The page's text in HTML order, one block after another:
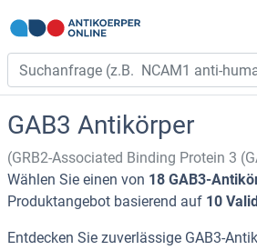
GAB3 Antikörper
(GRB2-Associated Binding Protein 3
Wählen Sie einen von 18 GAB3-
Produktangebot basierend auf 10
Entdecken Sie zuverlässige GAB3-